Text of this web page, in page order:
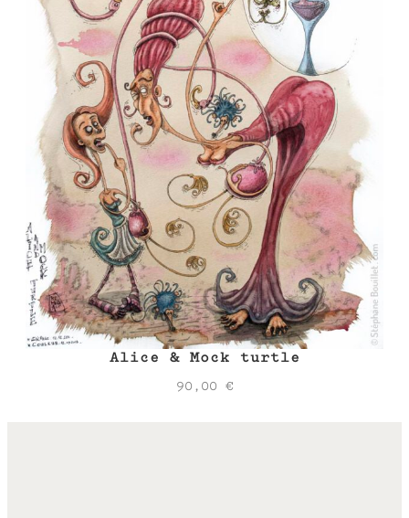
Alice & Mock turtle
90,00 €